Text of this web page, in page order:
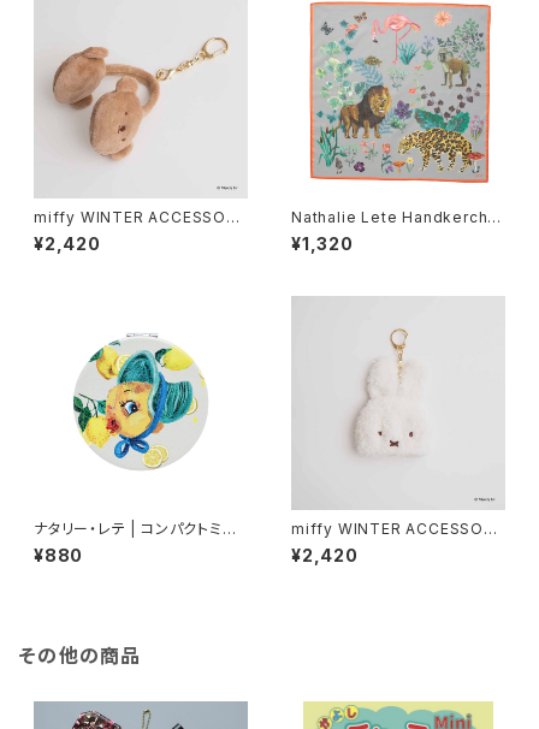
miffy WINTER ACCESSORY
S MINI イヤマフチャーム ボリ
ス
¥2,420
Nathalie Lete Handkerchie
f Jungle-Gray
¥1,320
ナタリー・レテ | コンパクトミラ
ー ひよこ | Compact mirror
Chick
¥880
miffy WINTER ACCESSORY
S MINI ダイカットニット帽チャ
ーム ミッフィー
¥2,420
その他の商品